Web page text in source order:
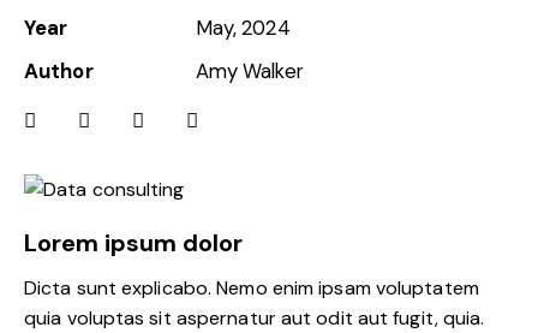
Year
May, 2024
Author
Amy Walker
Lorem ipsum dolor
Dicta sunt explicabo. Nemo enim ipsam voluptatem
quia voluptas sit aspernatur aut odit aut fugit, quia.